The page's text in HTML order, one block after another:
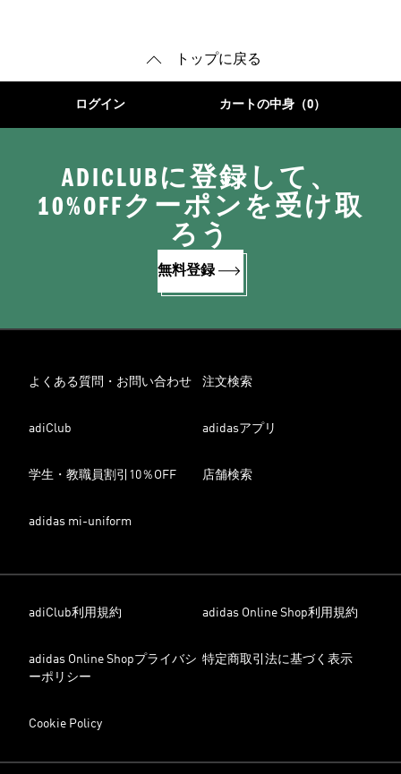
トップに戻る
ログイン カートの中身（0）
ADICLUBに登録して、
10%OFFクーポンを受け取
ろう
無料登録
よくある質問・お問い合わせ 注文検索
adiClub adidasアプリ
学生・教職員割引10％OFF 店舗検索
adidas mi-uniform
adiClub利用規約 adidas Online Shop利用規約
adidas Online Shopプライバシ
ーポリシー
特定商取引法に基づく表示
Cookie Policy